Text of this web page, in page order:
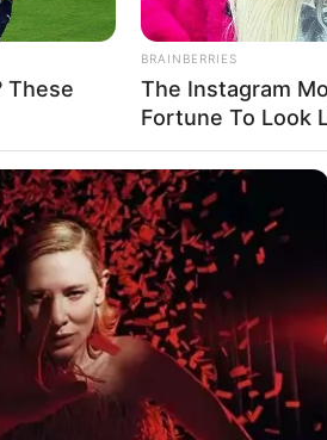
pode faltar em festa, não é
faça neles alguns desenhos
os convidados vão amar essa
These
BRAINBERRIES
The Instagram
Fortune To Look